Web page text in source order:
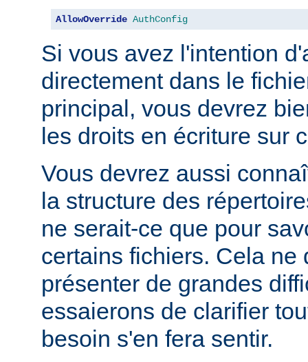
AllowOverride AuthConfig
Si vous avez l'intention
directement dans le
principal, vous devrez
les droits en écriture sur
Vous devrez aussi
la structure des
ne serait-ce que pour
certains fichiers. Cela ne
présenter de grandes
essaierons de clarifier
besoin s'en fera sentir.